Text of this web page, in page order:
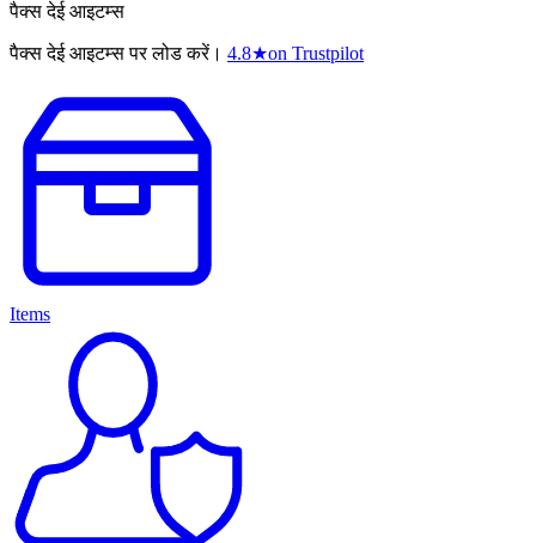
पैक्स देई आइटम्स
पैक्स देई आइटम्स पर लोड करें। 4.8★on Trustpilot
Items